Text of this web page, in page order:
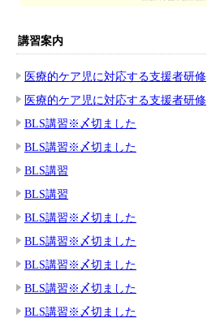
講習案内
医療的ケア児に対応する支援者研修
医療的ケア児に対応する支援者研修
BLS講習※〆切ました
BLS講習※〆切ました
BLS講習
BLS講習
BLS講習※〆切ました
BLS講習※〆切ました
BLS講習※〆切ました
BLS講習※〆切ました
BLS講習※〆切ました